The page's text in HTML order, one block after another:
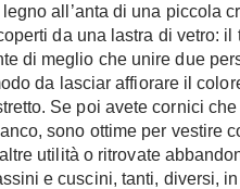
all’anta di una piccola
da una lastra di vetro: il
di meglio che unire due
da lasciar affiorare il
Se poi avete cornici
sono ottime per vestire
utilità o ritrovate
e cuscini, tanti, diversi,